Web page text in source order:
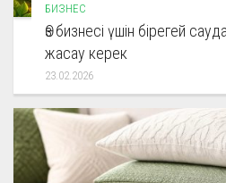
БИЗНЕС
Өз бизнесі үшін бірегей
жасау керек
23.02.2026